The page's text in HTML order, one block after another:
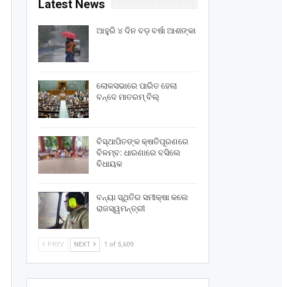
Latest News
ଆହୁରି ୪ ଦିନ ବଡ଼ ବର୍ଷା ଆଶଙ୍କା
ଲୋକସଭାରେ ପାରିତ ହେଲା
ବନ୍ଦେ ମାତରମ୍‌ ବିଲ୍‌
ବିସ୍ଥାପିତଙ୍କ କ୍ଷତିପୂରଣରେ
ବିଳମ୍ବ: ଧାରଣାରେ ବସିଲେ
ବିଧାୟକ
ବନ୍ୟା ସ୍ଥିତିର ସମୀକ୍ଷା କଲେ
ରାଜସ୍ୱମନ୍ତ୍ରୀ
PREV NEXT 1 of 5,609